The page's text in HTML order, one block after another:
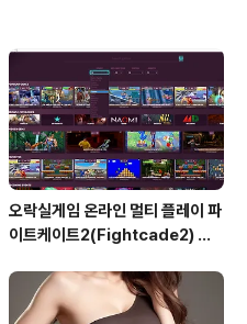
오락실게임 온라인 멀티 플레이 파
이트케이트2(Fightcade2) 설